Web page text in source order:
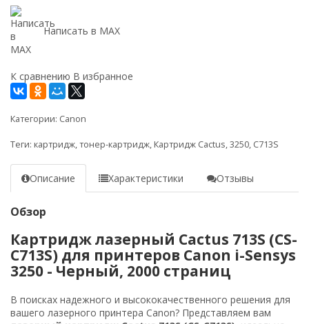
Написать в MAX
К сравнению В избранное
Категории: Canon
Теги: картридж,тонер-картридж, Картридж Cactus,3250, C713S
Описание Характеристики Отзывы
Обзор
Картридж лазерный Cactus 713S (CS-
C713S) для принтеров Canon i-Sensys
3250 - Черный, 2000 страниц
В поисках надежного и высококачественного решения для
вашего лазерного принтера Canon? Представляем вам